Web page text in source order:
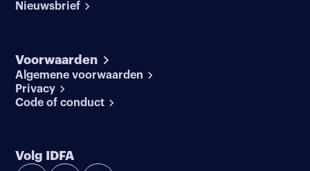
Nieuwsbrief
Voorwaarden
Algemene voorwaarden
Privacy
Code of conduct
Volg IDFA